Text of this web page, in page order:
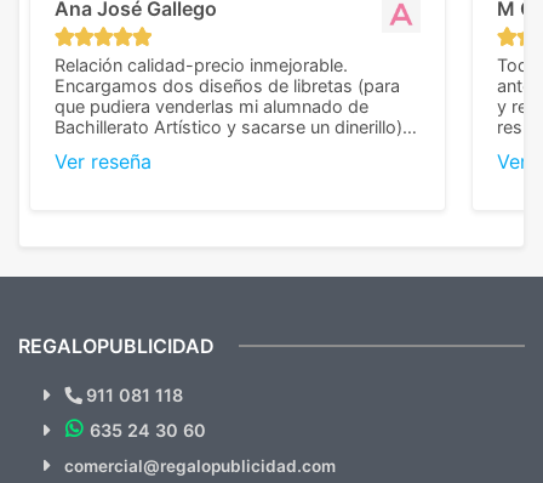
Ana José Gallego
Relación calidad-precio inmejorable.
Encargamos dos diseños de libretas (para
que pudiera venderlas mi alumnado de
Bachillerato Artístico y sacarse un dinerillo) y
diferencia, con libretas de muy buena calidad
Ver reseña
M C
Todo
y
Ver
¿Quieres ver nuestras últimas
Novedades y Ofertas?
REGALOPUBLICIDAD
911 081 118
635 24 30 60
comercial@regalopublicidad.com